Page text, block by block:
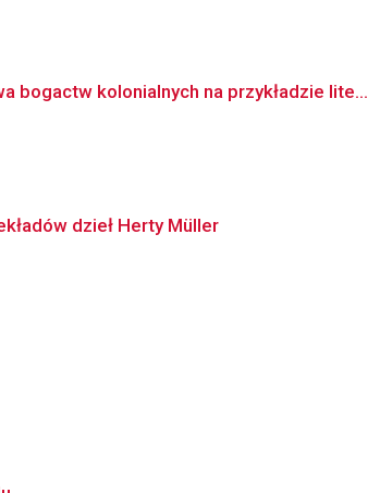
bogactw kolonialnych na przykładzie lite...
dzieł Herty Müller